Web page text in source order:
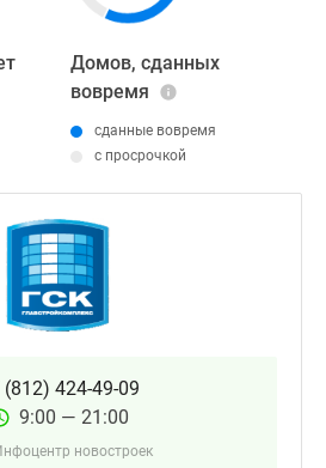
Домов, сданных
вовремя
сданные вовремя
с просрочкой
(812) 424-49-09
9:00 — 21:00
новостроек